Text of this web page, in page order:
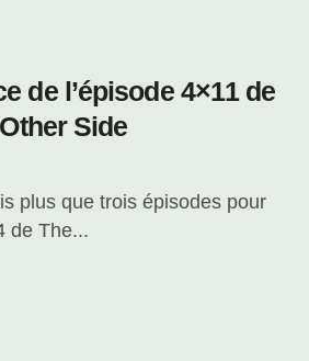
de l’épisode 4×11 de
Side
de The...